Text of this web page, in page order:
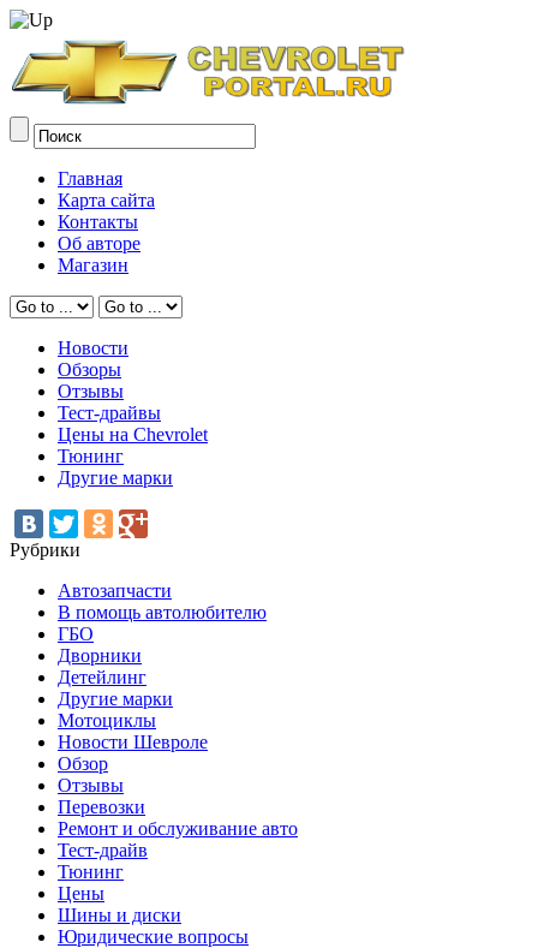
Главная
Карта сайта
Контакты
Об авторе
Магазин
Новости
Обзоры
Отзывы
Тест-драйвы
Цены на Chevrolet
Тюнинг
Другие марки
Рубрики
Автозапчасти
В помощь автолюбителю
ГБО
Дворники
Детейлинг
Другие марки
Мотоциклы
Новости Шевроле
Обзор
Отзывы
Перевозки
Ремонт и обслуживание авто
Тест-драйв
Тюнинг
Цены
Шины и диски
Юридические вопросы